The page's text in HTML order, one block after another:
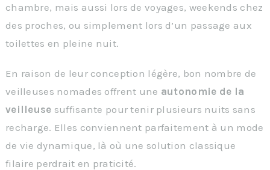
chambre, mais aussi lors de voyages, weekends chez
des proches, ou simplement lors d’un passage aux
toilettes en pleine nuit.
En raison de leur conception légère, bon nombre de
veilleuses nomades offrent une autonomie de la
veilleuse suffisante pour tenir plusieurs nuits sans
recharge. Elles conviennent parfaitement à un mode
de vie dynamique, là où une solution classique
filaire perdrait en praticité.